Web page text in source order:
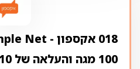
100 מגה והעלאה של 10 מגה